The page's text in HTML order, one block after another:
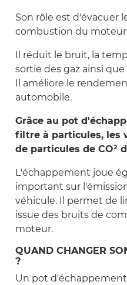
Son rôle est d'évacuer
combustion du
Il réduit le bruit, la
sortie des gaz ainsi
Il améliore le
automobile.
Grâce au pot
filtre à particules, les
de particules de CO²
L'échappement joue
important sur
véhicule. Il permet de
issue des bruits de
moteur.
QUAND CHANGER
?
Un pot